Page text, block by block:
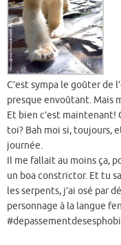
C’est sympa le goûter de
presque envoûtant. Mais
Et bien c’est maintenant!
toi? Bah moi si, toujours,
journée.
Il me fallait au moins ça,
un boa constrictor. Et tu
les serpents, j’ai osé par
personnage à la langue